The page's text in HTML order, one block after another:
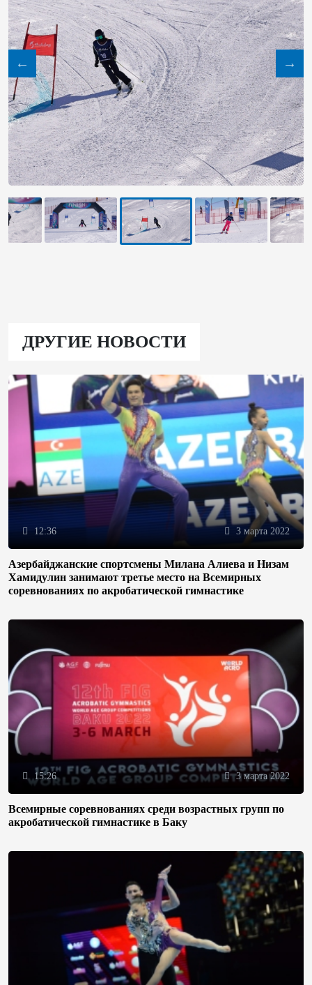
ДРУГИЕ НОВОСТИ
12:36 3 марта 2022
Азербайджанские спортсмены Милана Алиева и Низам
Хамидулин занимают третье место на Всемирных
соревнованиях по акробатической гимнастике
15:26 3 марта 2022
Всемирные соревнованиях среди возрастных групп по
акробатической гимнастике в Баку